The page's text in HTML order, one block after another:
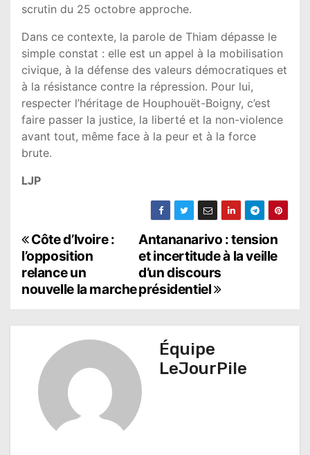
scrutin du 25 octobre approche.
Dans ce contexte, la parole de Thiam dépasse le
simple constat : elle est un appel à la mobilisation
civique, à la défense des valeurs démocratiques et
à la résistance contre la répression. Pour lui,
respecter l’héritage de Houphouët-Boigny, c’est
faire passer la justice, la liberté et la non-violence
avant tout, même face à la peur et à la force
brute.
LJP
N
a
v
i
Antananarivo : tension
et incertitude à la veille
d’un discours
présidentiel
Côte d’Ivoire :
l’opposition
relance un
nouvelle la marche
Équipe
LeJourPile